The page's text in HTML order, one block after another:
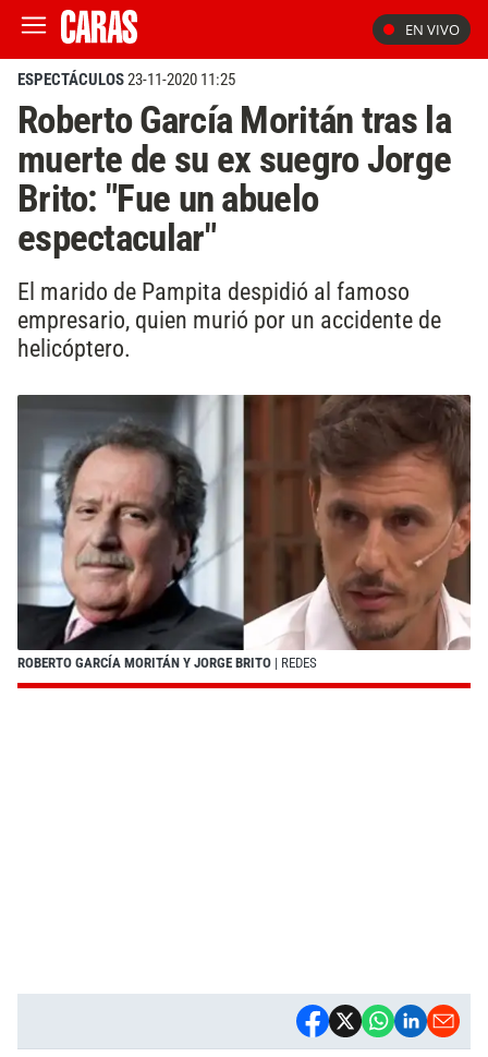
EN VIVO
ESPECTÁCULOS23-11-2020 11:25
Roberto García Moritán tras la
muerte de su ex suegro Jorge
Brito: "Fue un abuelo
espectacular"
El marido de Pampita despidió al famoso
empresario, quien murió por un accidente de
helicóptero.
ROBERTO GARCÍA MORITÁN Y JORGE BRITO | REDES